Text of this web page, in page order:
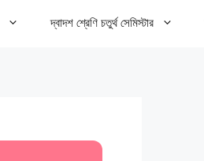
দ্বাদশ শ্রেণি চতুর্থ সেমিস্টার